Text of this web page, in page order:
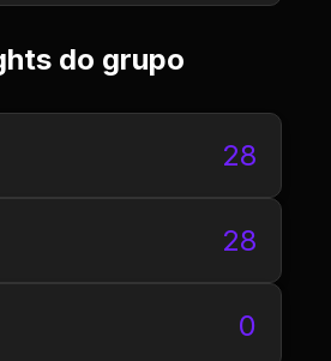
do grupo
28
28
0